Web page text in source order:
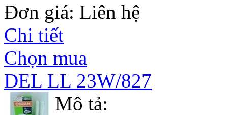
Đơn giá: Liên hệ
Chi tiết
Chọn mua
DEL LL 23W/827
Mô tả: